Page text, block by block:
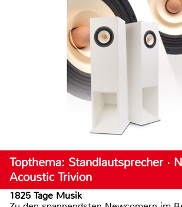
Topthema: Standlautsprecher ·
Acoustic Trivion
1825 Tage Musik